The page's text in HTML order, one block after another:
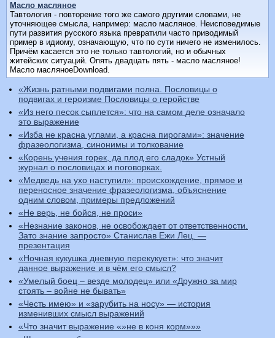
Масло масляное
Тавтология - повторение того же самого другими словами, не
уточняющее смысла, например: масло масляное. Hеисповедимые
пути развития русского языка превратили часто приводимый
пример в идиому, означающую, что по сути ничего не изменилось.
Причём касается это не только тавтологий, но и обычных
житейских ситуаций. Опять двадцать пять - масло масляное!
Масло масляноеDownload.
«Жизнь ратными подвигами полна. Пословицы о
подвигах и героизме Пословицы о геройстве
«Из него песок сыплется»: что на самом деле означало
это выражение
«Изба не красна углами, а красна пирогами»: значение
фразеологизма, синонимы и толкование
«Корень учения горек, да плод его сладок» Устный
журнал о пословицах и поговорках.
«Медведь на ухо наступил»: происхождение, прямое и
переносное значение фразеологизма, объяснение
одним словом, примеры предложений
«Не верь, не бойся, не проси»
«Незнание законов, не освобождает от ответственности.
Зато знание запросто» Станислав Ежи Лец. —
презентация
«Ночная кукушка дневную перекукует»: что значит
данное выражение и в чём его смысл?
«Умелый боец – везде молодец» или «Дружно за мир
стоять – войне не бывать»
«Честь имею» и «зарубить на носу» — история
изменивших смысл выражений
«Что значит выражение «»не в коня корм»»»